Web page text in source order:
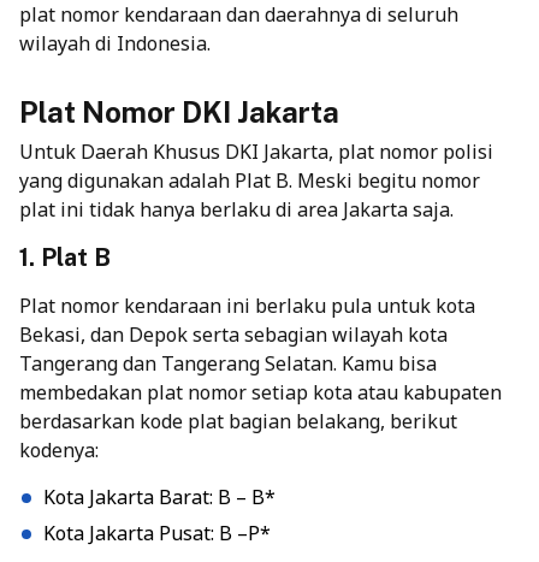
plat nomor kendaraan dan daerahnya di seluruh
wilayah di Indonesia.
Plat Nomor DKI Jakarta
Untuk Daerah Khusus DKI Jakarta, plat nomor polisi
yang digunakan adalah Plat B. Meski begitu nomor
plat ini tidak hanya berlaku di area Jakarta saja.
1. Plat B
Plat nomor kendaraan ini berlaku pula untuk kota
Bekasi, dan Depok serta sebagian wilayah kota
Tangerang dan Tangerang Selatan. Kamu bisa
membedakan plat nomor setiap kota atau kabupaten
berdasarkan kode plat bagian belakang, berikut
kodenya:
Kota Jakarta Barat: B – B*
Kota Jakarta Pusat: B –P*